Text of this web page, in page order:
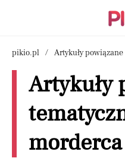
pikio.pl Artykuły
Artykuły
morderca